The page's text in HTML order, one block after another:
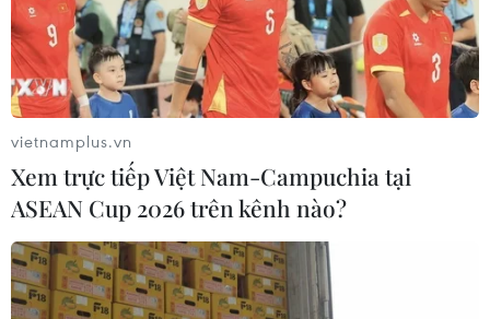
Cổ phiếu Tesla vượt mốc 2.000 USD trước
thềm đợt phân tách
21/08/2020 03:19
Với mức tăng phiên 20/8 giá trị vốn hóa của Tesla đạt
372 tỷ USD, chỉ đứng sau 7 công ty thuộc nhóm chỉ số
S&P 500 và lớn hơn tất cả những công ty còn lại cùng
thuộc chỉ số này.
vietnamplus.vn
Xem trực tiếp Việt Nam-Campuchia tại
ASEAN Cup 2026 trên kênh nào?